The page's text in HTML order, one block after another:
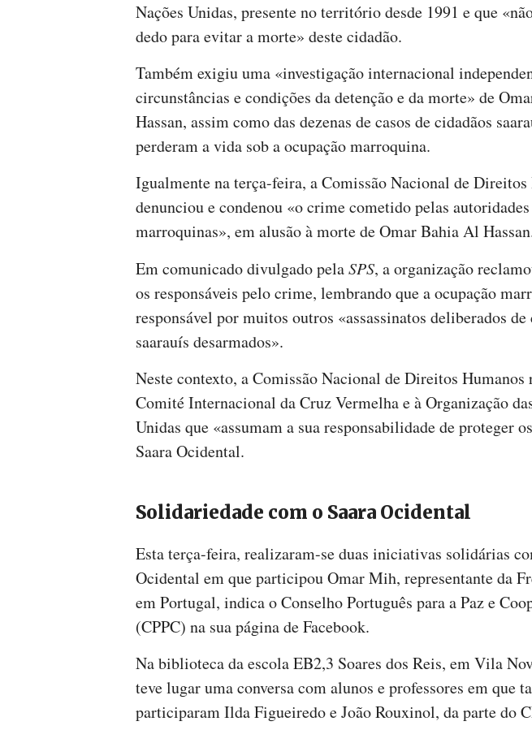
Nações Unidas, presente no território desde 1991 e que
dedo para evitar a morte» deste cidadão.
Também exigiu uma «investigação internacional
circunstâncias e condições da detenção e da morte» de
Hassan, assim como das dezenas de casos de cidadãos
perderam a vida sob a ocupação marroquina.
Igualmente na terça-feira, a Comissão Nacional de Direitos
denunciou e condenou «o crime cometido pelas
marroquinas», em alusão à morte de Omar Bahia Al
Em comunicado divulgado pelaSPS, a organização
os responsáveis pelo crime, lembrando que a ocupação
responsável por muitos outros «assassinatos deliberados de
saarauís desarmados».
Neste contexto, a Comissão Nacional de Direitos Humanos
Comité Internacional da Cruz Vermelha e à Organização
Unidas que «assumam a sua responsabilidade de proteger
Saara Ocidental.
Solidariedade com o Saara Ocidental
Esta terça-feira, realizaram-se duas iniciativas solidárias
Ocidental em que participou Omar Mih, representante da
em Portugal, indica o Conselho Português para a Paz e
(CPPC) na sua página de Facebook.
Na biblioteca da escola EB2,3 Soares dos Reis, em Vila
teve lugar uma conversa com alunos e professores em que
participaram Ilda Figueiredo e João Rouxinol, da parte do